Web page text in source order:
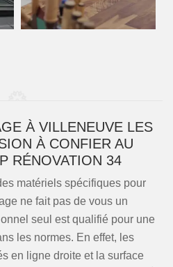
À VILLENEUVE LES
À CONFIER AU
RÉNOVATION 34
matériels spécifiques pour
ne fait pas de vous un
seul est qualifié pour une
les normes. En effet, les
en ligne droite et la surface